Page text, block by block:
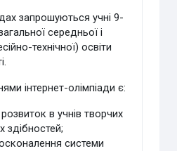
запрошуються учні 9-
середньої і
технічної) освіти
інтернет-олімпіади є:
в учнів творчих
здібностей;
системи